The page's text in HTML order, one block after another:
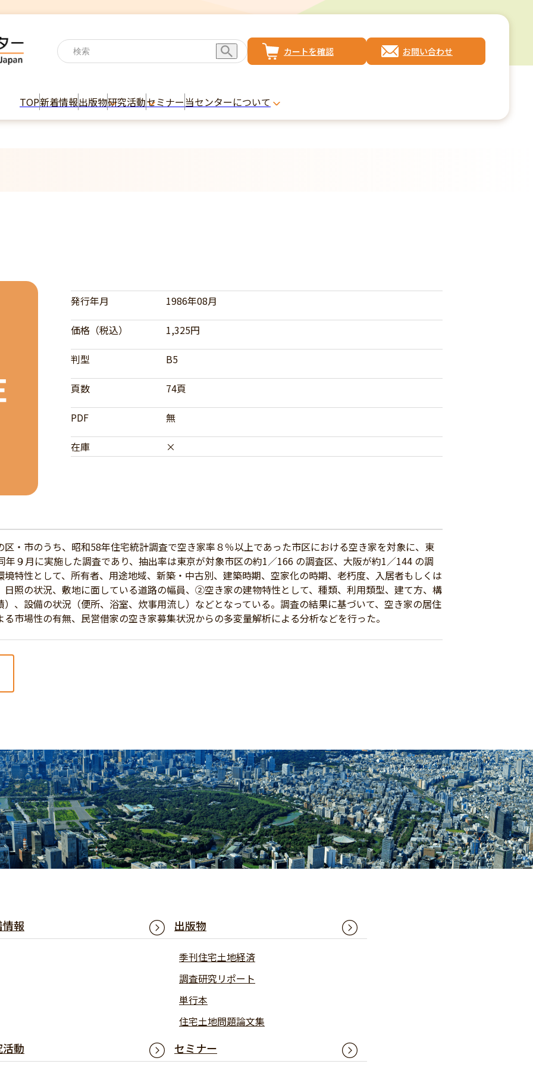
カートを確認 お問い合わせ
TOP新着情報出版物研究活動セミナー当センターについて
発行年月 1986年08月
価格（税込） 1,325円
判型 B5
頁数 74頁
PDF 無
在庫 ×
・市のうち、昭和58年住宅統計調査で空き家率８％以上であった市区における空き家を対象に、東
９月に実施した調査であり、抽出率は東京が対象市区の約1／166 の調査区、大阪が約1／144 の調
特性として、所有者、用途地域、新築・中古別、建築時期、空家化の時期、老朽度、入居者もしくは
照の状況、敷地に面している道路の幅員、②空き家の建物特性として、種類、利用類型、建て方、構
、設備の状況（便所、浴室、炊事用流し）などとなっている。調査の結果に基づいて、空き家の居住
市場性の有無、民営借家の空き家募集状況からの多変量解析による分析などを行った。
報 出版物
季刊住宅土地経済
調査研究リポート
単行本
住宅土地問題論文集
動 セミナー